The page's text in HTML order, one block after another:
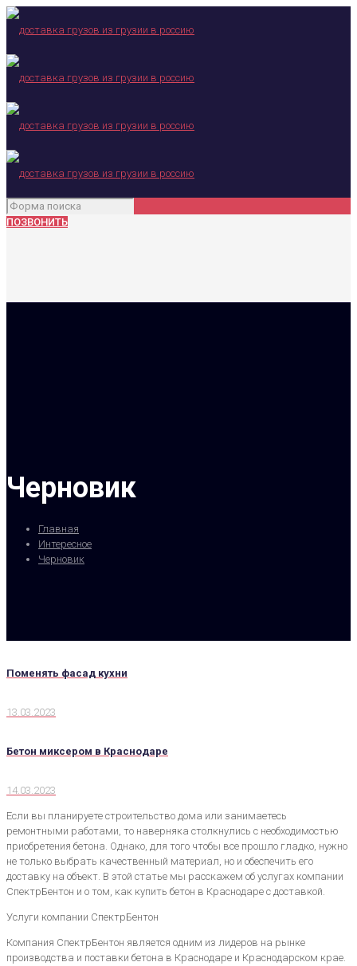
ПОЗВОНИТЬ
Черновик
Главная
Интересное
Черновик
Поменять фасад кухни
13.03.2023
Бетон миксером в Краснодаре
14.03.2023
Если вы планируете строительство дома или занимаетесь
ремонтными работами, то наверняка столкнулись с необходимостью
приобретения бетона. Однако, для того чтобы все прошло гладко, нужно
не только выбрать качественный материал, но и обеспечить его
доставку на объект. В этой статье мы расскажем об услугах компании
СпектрБентон и о том, как купить бетон в Краснодаре с доставкой.
Услуги компании СпектрБентон
Компания СпектрБентон является одним из лидеров на рынке
производства и поставки бетона в Краснодаре и Краснодарском крае.